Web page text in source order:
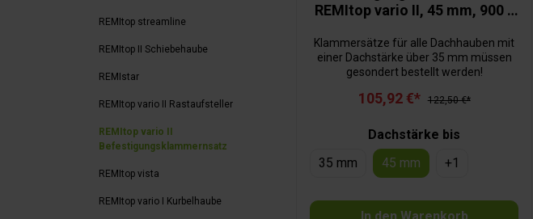
REMItop streamline
REMItop II Schiebehaube
REMIstar
REMItop vario II Rastaufsteller
REMItop vario II
Befestigungsklammernsatz
REMItop vista
REMItop vario I Kurbelhaube
REMItop vario II, 45 mm, 900 x
Klammersätze für alle Dachhauben mit
einer Dach­stärke über 35 mm müssen
gesondert bestellt werden!
105,92 €* 122,50 €*
Dachstärke bis
35 mm
45 mm +1